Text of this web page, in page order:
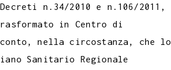
n.34/2010 e n.106/2011,
in Centro di
nella circostanza, che lo
Sanitario Regionale